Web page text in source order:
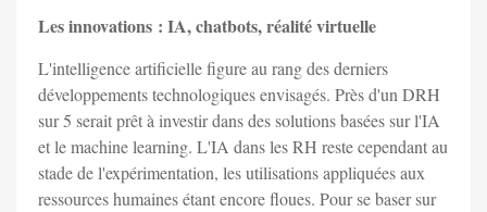
Les innovations : IA, chatbots, réalité virtuelle
L'intelligence artificielle figure au rang des derniers
développements technologiques envisagés. Près d'un DRH
sur 5 serait prêt à investir dans des solutions basées sur l'IA
et le machine learning. L'IA dans les RH reste cependant au
stade de l'expérimentation, les utilisations appliquées aux
ressources humaines étant encore floues. Pour se baser sur